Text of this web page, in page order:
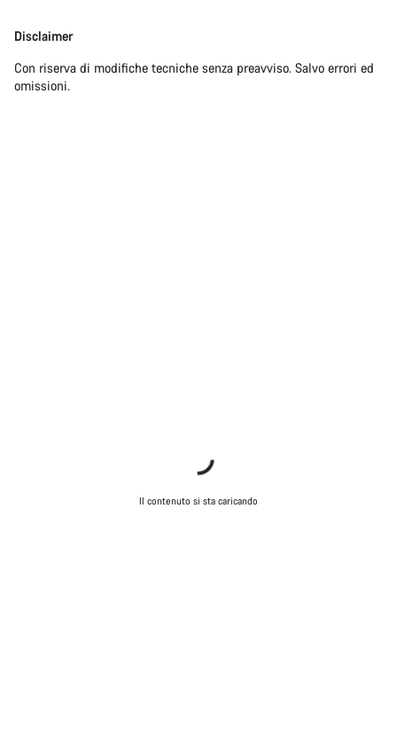
Disclaimer
Con riserva di modifiche tecniche senza preavviso. Salvo errori ed
omissioni.
Il contenuto si sta caricando